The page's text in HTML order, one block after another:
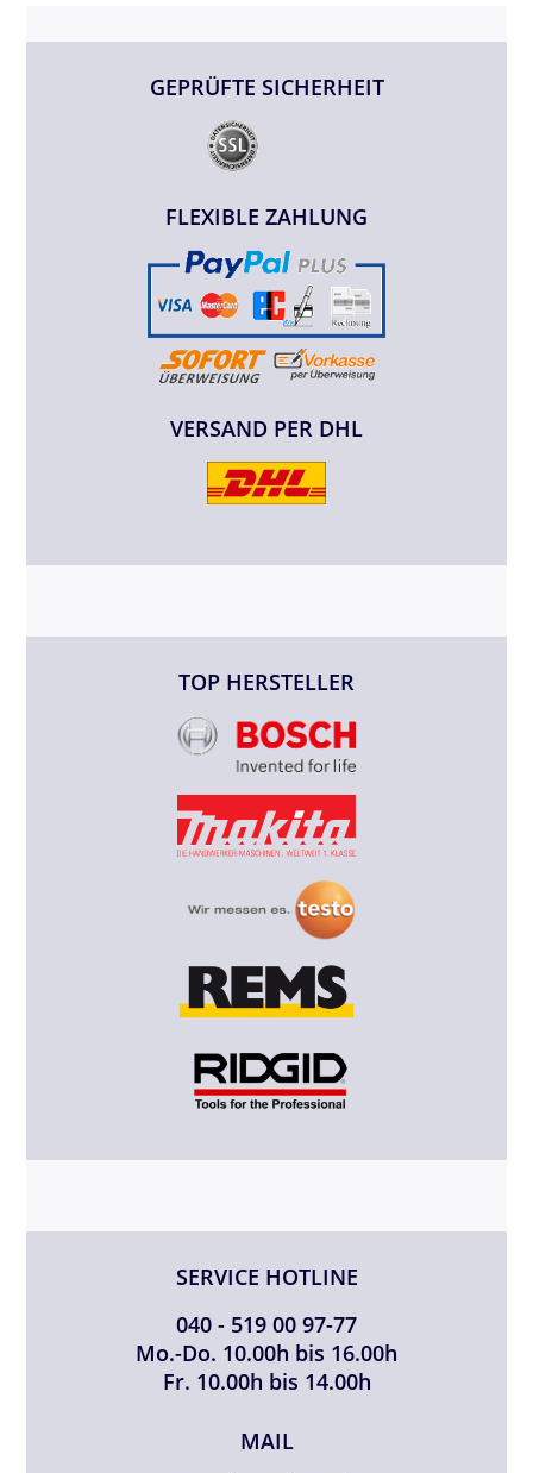
GEPRÜFTE SICHERHEIT
FLEXIBLE ZAHLUNG
VERSAND PER DHL
TOP HERSTELLER
SERVICE HOTLINE
040 - 519 00 97-77
Mo.-Do. 10.00h bis 16.00h
Fr. 10.00h bis 14.00h
MAIL